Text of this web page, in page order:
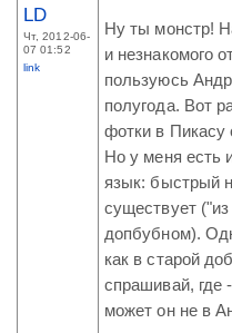
LD
Чт, 2012-06-
07 01:52
link
Ну ты монстр!
и незнакомого
пользуюсь
полугода. Вот
фотки в Пикасу
Но у меня есть
язык: быстрый
существует
допбубном).
как в старой
спрашивай,
может он не в